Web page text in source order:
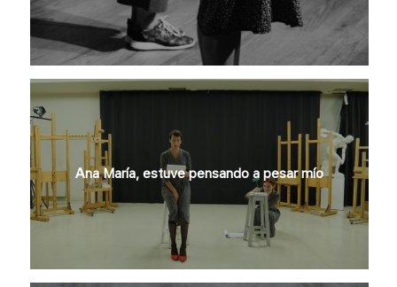
Ana María, estuve pensando a pesar mío